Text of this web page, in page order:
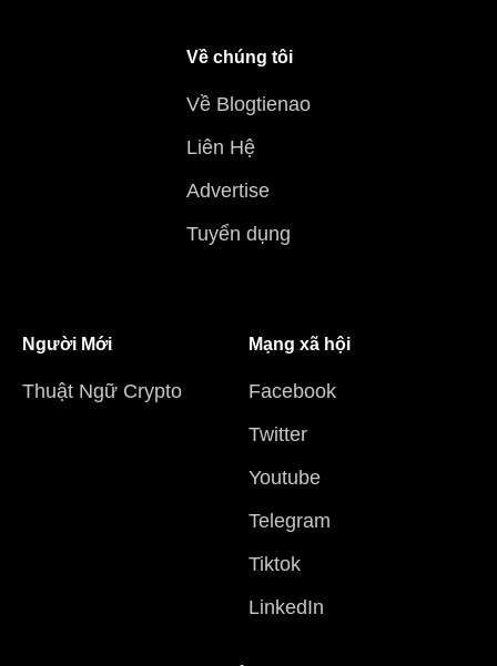
Về chúng tôi
Về Blogtienao
Liên Hệ
Advertise
Tuyển dụng
Người Mới
Thuật Ngữ Crypto
Mạng xã hội
Facebook
Twitter
Youtube
Telegram
Tiktok
LinkedIn